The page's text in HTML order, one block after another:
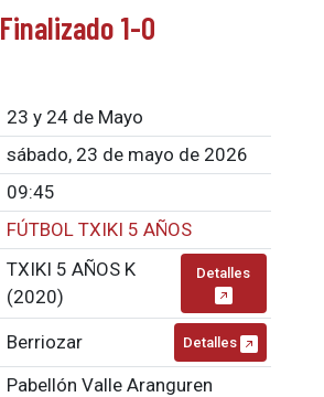
Finalizado 1-0
23 y 24 de Mayo
sábado, 23 de mayo de 2026
09:45
FÚTBOL TXIKI 5 AÑOS
TXIKI 5 AÑOS K
(2020)
Detalles
Berriozar Detalles
Pabellón Valle Aranguren